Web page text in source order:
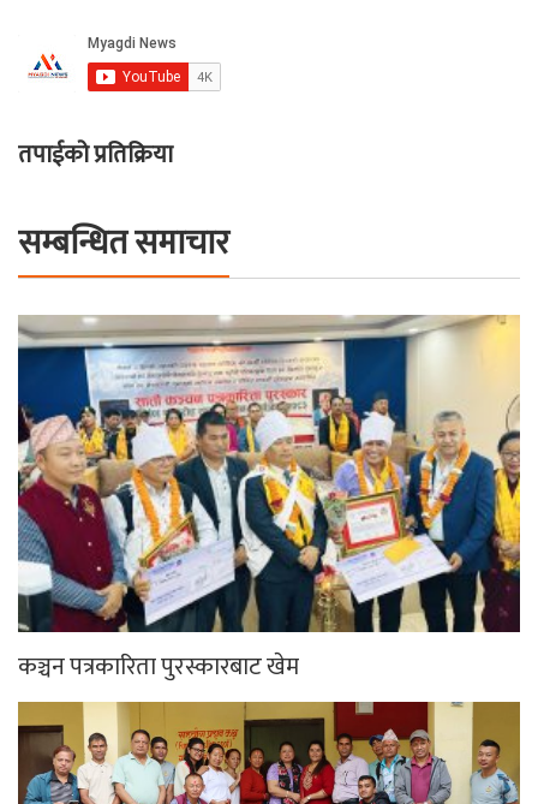
तपाईको प्रतिक्रिया
सम्बन्धित समाचार
कञ्चन पत्रकारिता पुरस्कारबाट खेम